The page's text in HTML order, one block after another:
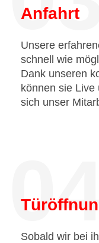
Anfahrt
Unsere
schnell wie
Dank unseren
können sie
sich unser
Sobald wir bei